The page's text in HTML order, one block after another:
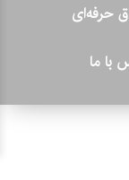
حرفه‌ای
با ما